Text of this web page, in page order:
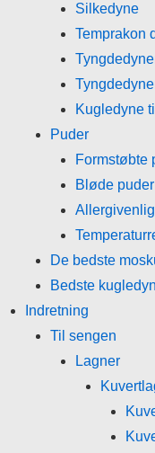
Silkedyne
Temprakon
Kugledyne
Puder
Formstøbte
Bløde puder
De bedste
Bedste
Indretning
Til sengen
Lagner